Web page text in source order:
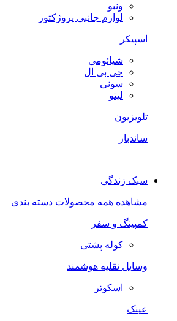
ونبو
لوازم جانبی پروژکتور
اسپیکر
شیائومی
جی بی ال
سونی
لیتو
تلویزیون
ساندبار
سبک زندگی
مشاهده همه محصولات دسته بندی
کمپینگ و سفر
کوله پشتی
وسایل نقلیه هوشمند
اسکوتر
عینک